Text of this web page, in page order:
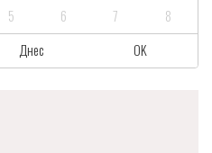
5 6 7
8
Днес OK